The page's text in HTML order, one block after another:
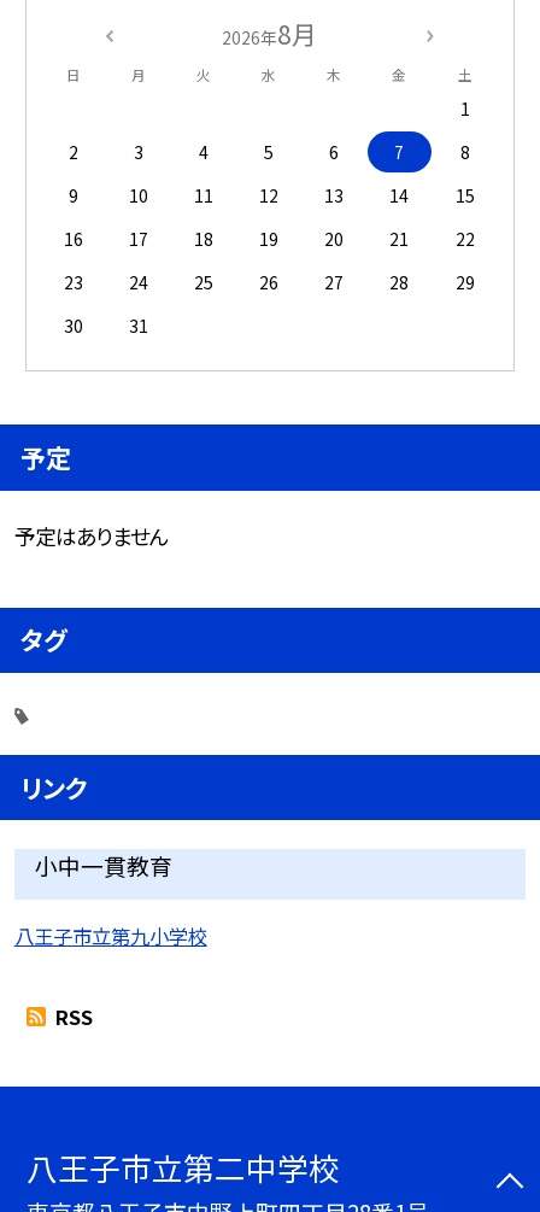
2026年8月
日 月 火 水 木 金 土
1
2
3 4 5 6 7
8
9
10 11 12 13 14
15
16
17 18 19 20 21
22
23
24 25 26 27 28
29
30
31
予定
予定はありません
タグ
リンク
小中一貫教育
八王子市立第九小学校
RSS
八王子市立第二中学校